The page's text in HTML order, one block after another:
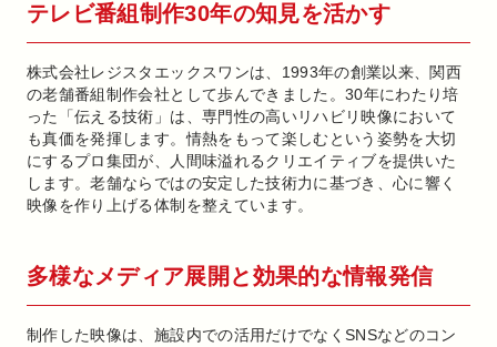
テレビ番組制作30年の知見を活かす
株式会社レジスタエックスワンは、1993年の創業以来、関西
の老舗番組制作会社として歩んできました。30年にわたり培
った「伝える技術」は、専門性の高いリハビリ映像において
も真価を発揮します。情熱をもって楽しむという姿勢を大切
にするプロ集団が、人間味溢れるクリエイティブを提供いた
します。老舗ならではの安定した技術力に基づき、心に響く
映像を作り上げる体制を整えています。
多様なメディア展開と効果的な情報発信
制作した映像は、施設内での活用だけでなくSNSなどのコン